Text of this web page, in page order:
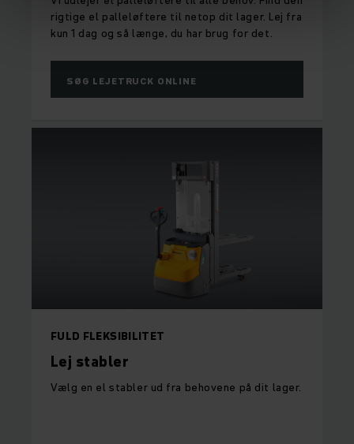
rigtige el palleløftere til netop dit lager. Lej fra
kun 1 dag og så længe, du har brug for det.
SØG LEJETRUCK ONLINE
FULD FLEKSIBILITET
Lej stabler
Vælg en el stabler ud fra behovene på dit lager.